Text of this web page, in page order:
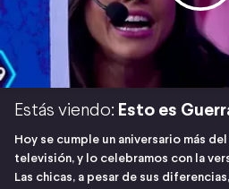
Estás viendo: Esto es
Hoy se cumple un aniversario más
televisión, y lo celebramos con la
Las chicas, a pesar de sus